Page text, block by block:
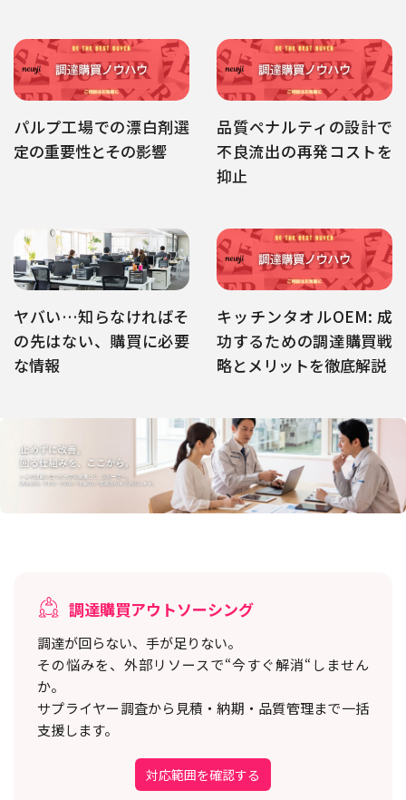
パルプ工場での漂白剤選
定の重要性とその影響
品質ペナルティの設計で
不良流出の再発コストを
抑止
ヤバい…知らなければそ
の先はない、購買に必要
な情報
キッチンタオルOEM: 成
功するための調達購買戦
略とメリットを徹底解説
調達購買アウトソーシング
調達が回らない、手が足りない。
その悩みを、外部リソースで“今すぐ解消“しません
か。
サプライヤー調査から見積・納期・品質管理まで一括
支援します。
対応範囲を確認する